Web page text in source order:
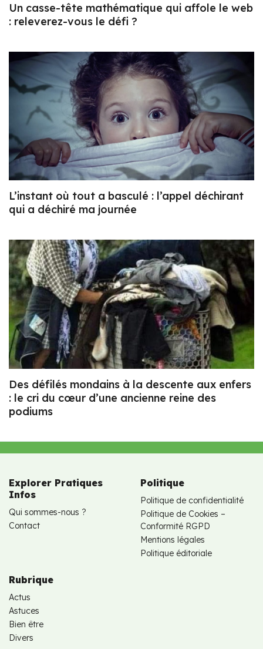
Un casse-tête mathématique qui affole le web
: releverez-vous le défi ?
L’instant où tout a basculé : l’appel déchirant
qui a déchiré ma journée
Des défilés mondains à la descente aux enfers
: le cri du cœur d’une ancienne reine des
podiums
Explorer Pratiques
Infos
Qui sommes-nous ?
Contact
Politique
Politique de confidentialité
Politique de Cookies –
Conformité RGPD
Mentions légales
Politique éditoriale
Rubrique
Actus
Astuces
Bien être
Divers